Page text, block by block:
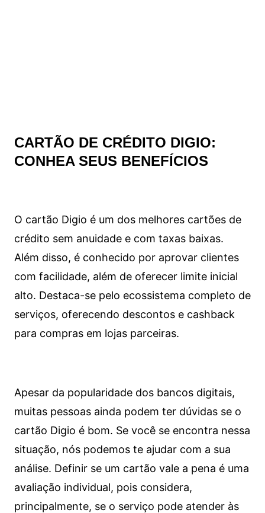
CARTÃO DE CRÉDITO DIGIO:
CONHEA SEUS BENEFÍCIOS
O cartão Digio é um dos melhores cartões de
crédito sem anuidade e com taxas baixas.
Além disso, é conhecido por aprovar clientes
com facilidade, além de oferecer limite inicial
alto. Destaca-se pelo ecossistema completo de
serviços, oferecendo descontos e cashback
para compras em lojas parceiras.
Apesar da popularidade dos bancos digitais,
muitas pessoas ainda podem ter dúvidas se o
cartão Digio é bom. Se você se encontra nessa
situação, nós podemos te ajudar com a sua
análise. Definir se um cartão vale a pena é uma
avaliação individual, pois considera,
principalmente, se o serviço pode atender às